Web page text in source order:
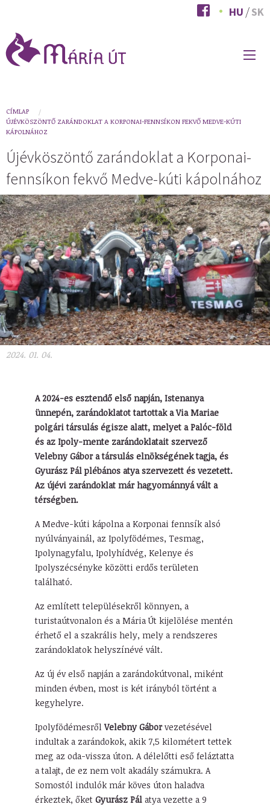
tartalomra
HU SK
You
are
here
CÍMLAP
ÚJÉVKÖSZÖNTŐ ZARÁNDOKLAT A KORPONAI-FENNSÍKON FEKVŐ MEDVE-KÚTI
KÁPOLNÁHOZ
Újévköszöntő zarándoklat a Korponai-
fennsíkon fekvő Medve-kúti kápolnához
2024. 01. 04.
A 2024-es esztendő első napján, Istenanya
ünnepén, zarándoklatot tartottak a Via Mariae
polgári társulás égisze alatt, melyet a Palóc-föld
és az Ipoly-mente zarándoklatait szervező
Velebny Gábor a társulás elnökségének tagja, és
Gyurász Pál plébános atya szervezett és vezetett.
Az újévi zarándoklat már hagyománnyá vált a
térségben.
A Medve-kúti kápolna a Korponai fennsík alsó
nyúlványainál, az Ipolyfödémes, Tesmag,
Ipolynagyfalu, Ipolyhídvég, Kelenye és
Ipolyszécsényke közötti erdős területen
található.
Az említett településekről könnyen, a
turistaútvonalon és a Mária Út kijelölése mentén
érhető el a szakrális hely, mely a rendszeres
zarándoklatok helyszínévé vált.
Az új év első napján a zarándokútvonal, miként
minden évben, most is két irányból történt a
kegyhelyre.
IpolyfödémesrőlVelebny Gáborvezetésével
indultak a zarándokok, akik 7,5 kilométert tettek
meg az oda-vissza úton. A délelőtti eső feláztatta
a talajt, de ez nem volt akadály számukra. A
Somostól indulók már köves úton haladva
érkeztek, őket Gyurász Pálatya vezette a 9